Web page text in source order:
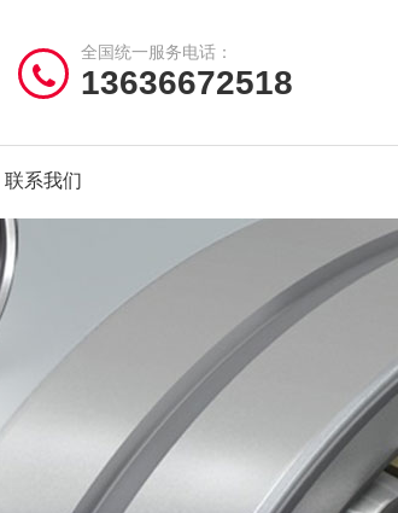
全国统一服务电话：
13636672518
联系我们